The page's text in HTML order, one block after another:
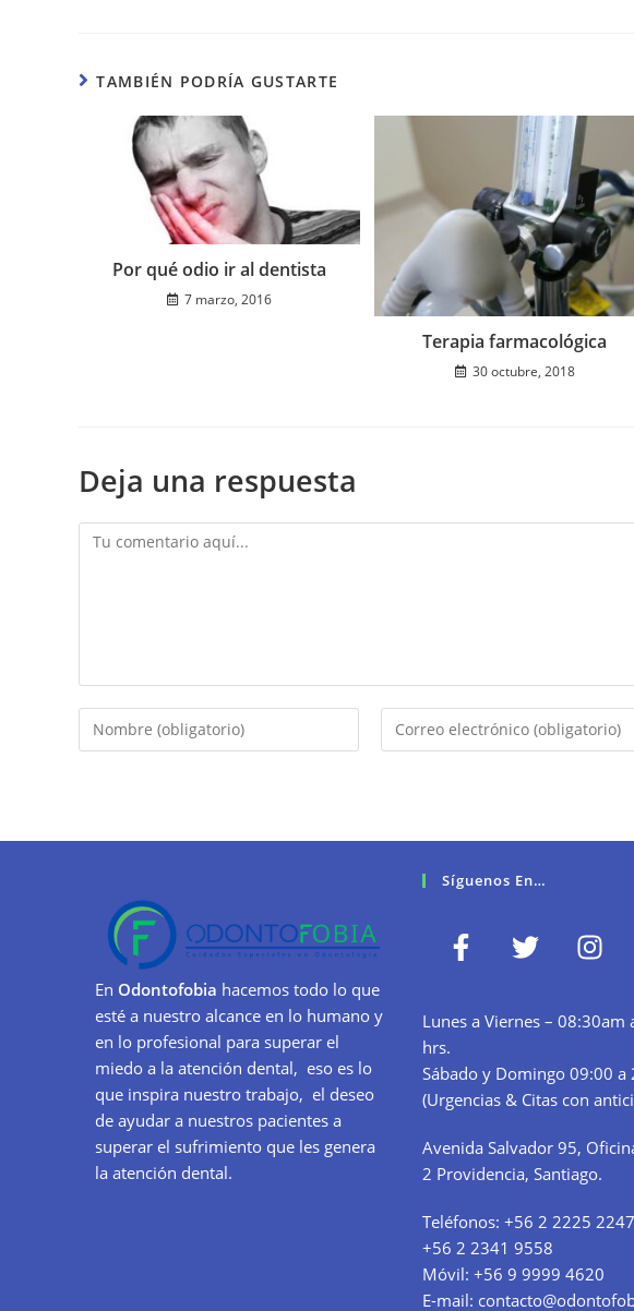
TAMBIÉN PODRÍA GUSTARTE
Por qué odio ir al dentista
7 marzo, 2016
Terapia farmacológica
30 octubre, 2018
Deja una respuesta
En Odontofobia hacemos todo lo que
esté a nuestro alcance en lo humano y
en lo profesional para superar el
miedo a la atención dental, eso es lo
que inspira nuestro trabajo, el deseo
de ayudar a nuestros pacientes a
superar el sufrimiento que les genera
la atención dental.
Síguenos En…
Lunes a Viernes – 08:30am
hrs.
Sábado y Domingo 09:00 a
(Urgencias & Citas con
Avenida Salvador 95,
2 Providencia, Santiago.
Teléfonos: +56 2 2225 2247
+56 2 2341 9558
Móvil: +56 9 9999 4620
E-mail: